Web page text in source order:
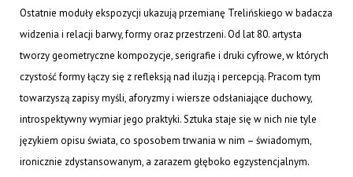
Ostatnie moduły ekspozycji ukazują przemianę Trelińskiego w badacza
widzenia i relacji barwy, formy oraz przestrzeni. Od lat 80. artysta
tworzy geometryczne kompozycje, serigrafie i druki cyfrowe, w których
czystość formy łączy się z refleksją nad iluzją i percepcją. Pracom tym
towarzyszą zapisy myśli, aforyzmy i wiersze odsłaniające duchowy,
introspektywny wymiar jego praktyki. Sztuka staje się w nich nie tyle
językiem opisu świata, co sposobem trwania w nim – świadomym,
ironicznie zdystansowanym, a zarazem głęboko egzystencjalnym.